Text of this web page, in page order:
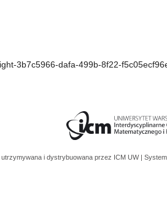
3b7c5966-dafa-499b-8f22-
utrzymywana i dystrybuowana przez ICM UW |